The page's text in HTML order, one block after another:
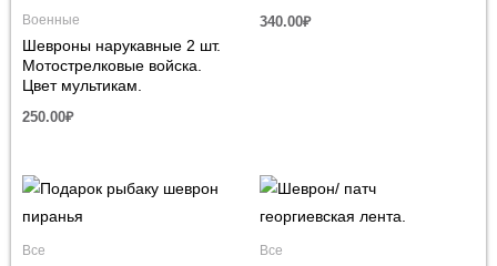
Военные
Шевроны нарукавные 2 шт.
Мотострелковые войска.
Цвет мультикам.
250.00₽
340.00₽
Все Все